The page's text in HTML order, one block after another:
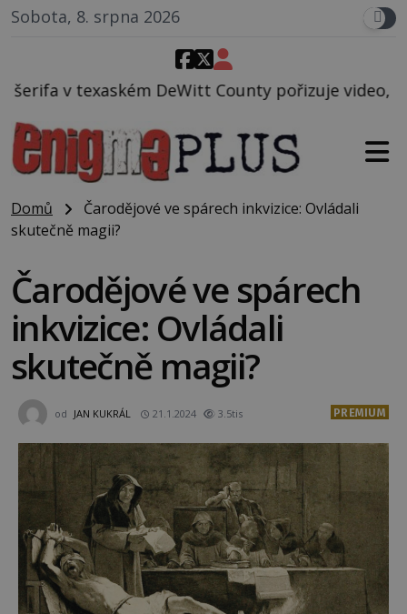
Sobota, 8. srpna 2026
County pořizuje video, na kterém před jeho
Domů
Čarodějové ve spárech inkvizice: Ovládali
skutečně magii?
Čarodějové ve spárech
inkvizice: Ovládali
skutečně magii?
od JAN KUKRÁL 21.1.2024 3.5tis PREMIUM